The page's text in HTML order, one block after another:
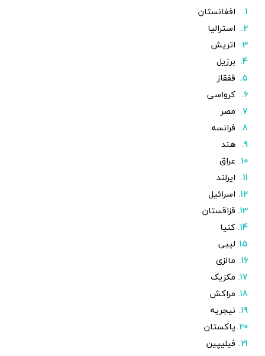
افغانستان
استرالیا
اتریش
برزیل
قفقاز
کرواسی
مصر
فرانسه
هند
عراق
ایرلند
اسرائیل
قزاقستان
کنیا
لیبی
مالزی
مکزیک
مراکش
نیجریه
پاکستان
فیلیپین